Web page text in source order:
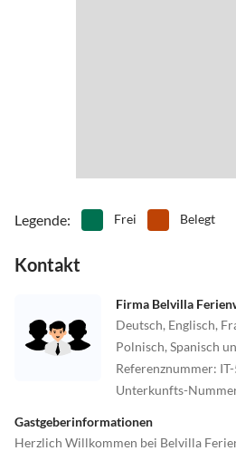
Legende: Frei Belegt
Kontakt
Firma Belvilla
Deutsch, Englisch,
Polnisch, Spanisch
Referenznummer:
Unterkunfts-
Gastgeberinformationen
Herzlich Willkommen bei Belvilla